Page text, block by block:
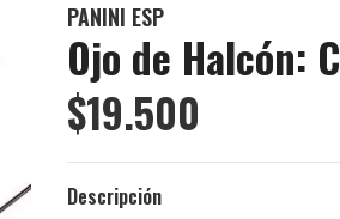
PANINI ESP
Ojo de Halcón:
$19.500
Descripción